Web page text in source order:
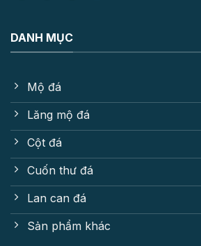
DANH MỤC
Mộ đá
Lăng mộ đá
Cột đá
Cuốn thư đá
Lan can đá
Sản phẩm khác